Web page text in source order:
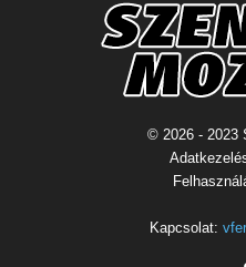
© 2026 - 2023
Kapcsolat: